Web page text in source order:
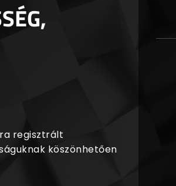
regisztrált
köszönhetően